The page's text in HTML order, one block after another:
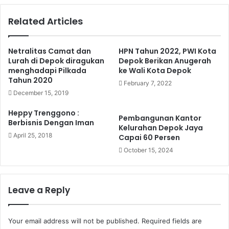
Related Articles
Netralitas Camat dan
Lurah di Depok diragukan
menghadapi Pilkada
Tahun 2020
December 15, 2019
HPN Tahun 2022, PWI Kota
Depok Berikan Anugerah
ke Wali Kota Depok
February 7, 2022
Heppy Trenggono :
Berbisnis Dengan Iman
April 25, 2018
Pembangunan Kantor
Kelurahan Depok Jaya
Capai 60 Persen
October 15, 2024
Leave a Reply
Your email address will not be published. Required fields are